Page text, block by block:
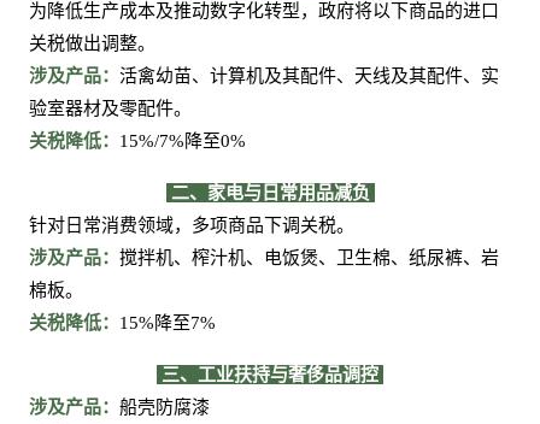
为降低生产成本及推动数字化转型，政府将以下商品的进口
关税做出调整。
涉及产品： 活禽幼苗、计算机及其配件、天线及其配件、实
验室器材及零配件。
关税降低： 15%/7%降至0%
二、 家电与日常用品减负
针对日常消费领域，多项商品下调关税。
涉及产品： 搅拌机、榨汁机、电饭煲、卫生棉、纸尿裤、岩
棉板。
关税降低： 15%降至7%
三、 工业扶持与奢侈品调控
涉及产品： 船壳防腐漆